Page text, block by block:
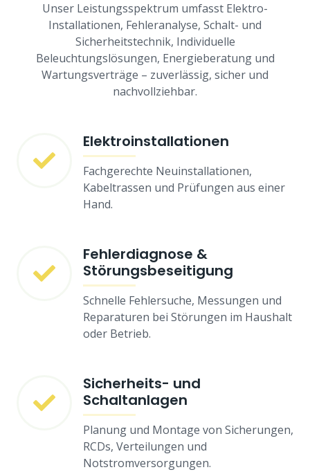
Unser Leistungsspektrum umfasst Elektro-
Installationen, Fehleranalyse, Schalt- und
Sicherheitstechnik, Individuelle
Beleuchtungslösungen, Energieberatung und
Wartungsverträge – zuverlässig, sicher und
nachvollziehbar.
Elektroinstallationen
Fachgerechte Neuinstallationen,
Kabeltrassen und Prüfungen aus einer
Hand.
Fehlerdiagnose &
Störungsbeseitigung
Schnelle Fehlersuche, Messungen und
Reparaturen bei Störungen im Haushalt
oder Betrieb.
Sicherheits- und
Schaltanlagen
Planung und Montage von Sicherungen,
RCDs, Verteilungen und
Notstromversorgungen.